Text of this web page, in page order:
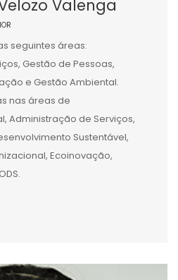
Valenga
seguintes áreas:
Gestão de Pessoas,
e Gestão Ambiental.
nas áreas de
Administração de Serviços,
Sustentável,
Ecoinovação,